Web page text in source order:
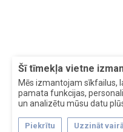
Šī tīmekļa vietne
Mēs izmantojam sīkfailus,
pamata funkcijas,
un analizētu mūsu datu
Piekrītu Uzzināt